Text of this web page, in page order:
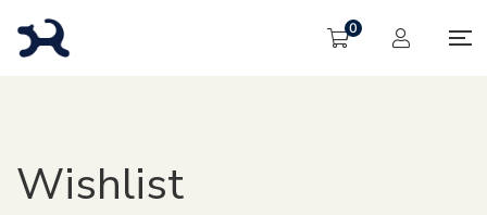
0
Wishlist